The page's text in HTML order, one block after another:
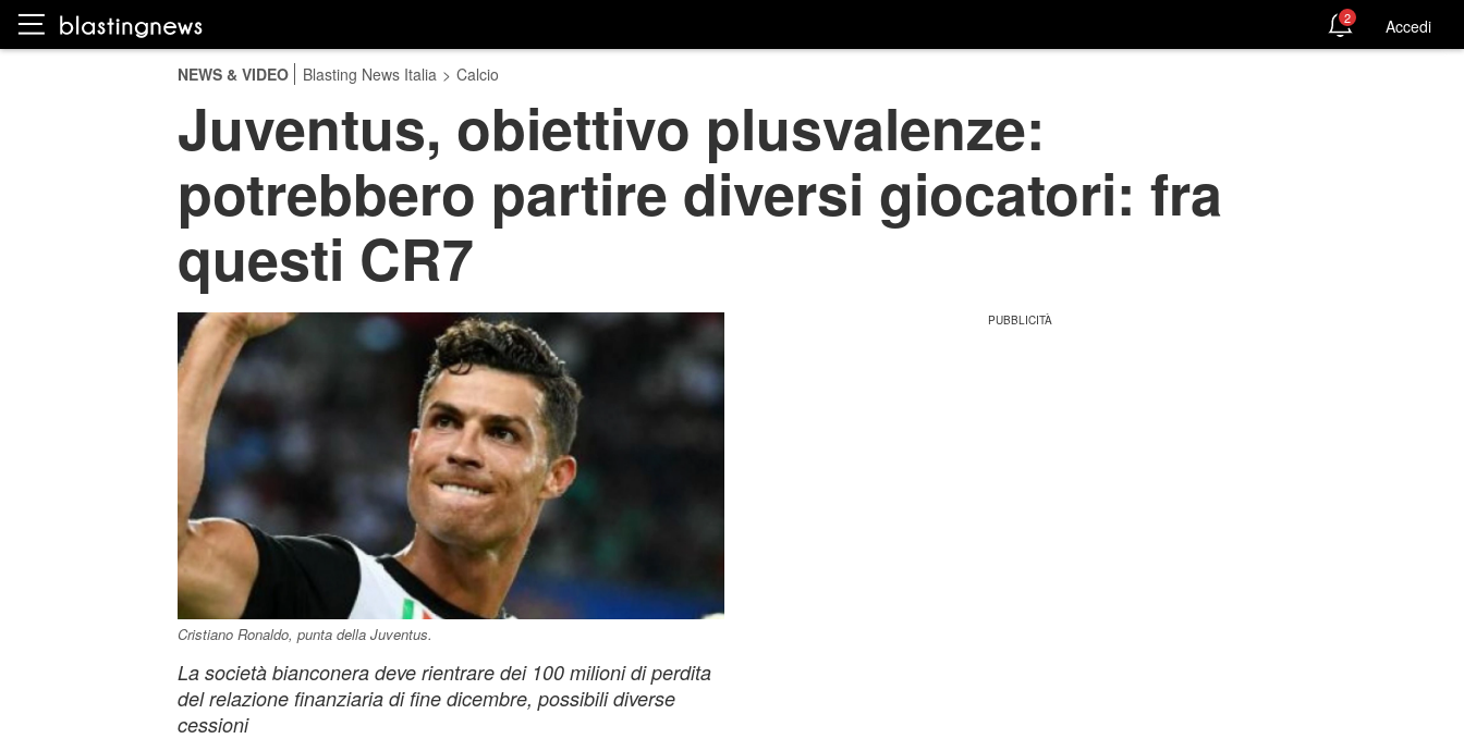
2 Accedi
NEWS & VIDEO Blasting News Italia > Calcio
Juventus, obiettivo plusvalenze:
potrebbero partire diversi giocatori: fra
questi CR7
Cristiano Ronaldo, punta della Juventus.
La società bianconera deve rientrare dei 100 milioni di perdita
del relazione finanziaria di fine dicembre, possibili diverse
cessioni